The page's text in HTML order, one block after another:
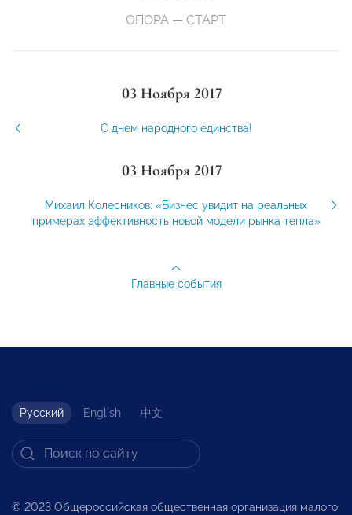
ОПОРА — СТАРТ
03 Ноября 2017
С днем народного единства!
03 Ноября 2017
Михаил Колесников: «Бизнес увидит на реальных
примерах эффективность новой модели рынка тепла»
Главные события
Русский English 中文
© 2023 Общероссийская общественная организация малого